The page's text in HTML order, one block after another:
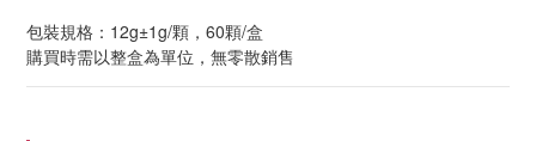
包裝規格：12g±1g/顆，60顆/盒
購買時需以整盒為單位，無零散銷售